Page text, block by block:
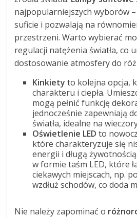
najpopularniejszych wyborów
suficie i pozwalają na
przestrzeni. Warto wybierać
regulacji natężenia światła, co
dostosowanie atmosfery do
Kinkiety to kolejna opcja,
charakteru i ciepła.
mogą pełnić funkcję
jednocześnie zapewniają
światła, idealne na
Oświetlenie LED to
które charakteryzuje się
energii i długą
w formie taśm LED, które
ciekawych miejscach, np.
wzdłuż schodów, co doda
Nie należy zapominać o